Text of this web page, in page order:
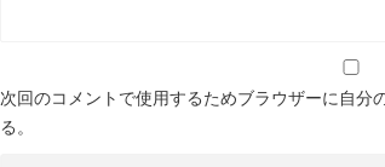
次回のコメントで使用するためブラウザーに自分
る。